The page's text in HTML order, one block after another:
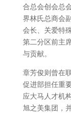
合总会创会总
界林氏总商会
会长、关爱特
第二分区前主
与贡献。
章芳俊则曾在
促进部担任重
应大马人才机
旭之美集团，